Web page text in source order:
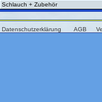
Datenschutzerklärung AGB